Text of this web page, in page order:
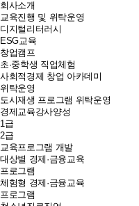
회사소개
교육진행 및 위탁운영
디지털리터러시
ESG교육
창업캠프
초·중학생 직업체험
사회적경제 창업 아카데미
위탁운영
도시재생 프로그램 위탁운영
경제교육강사양성
1급
2급
교육프로그램 개발
대상별 경제·금융교육
프로그램
체험형 경제·금융교육
프로그램